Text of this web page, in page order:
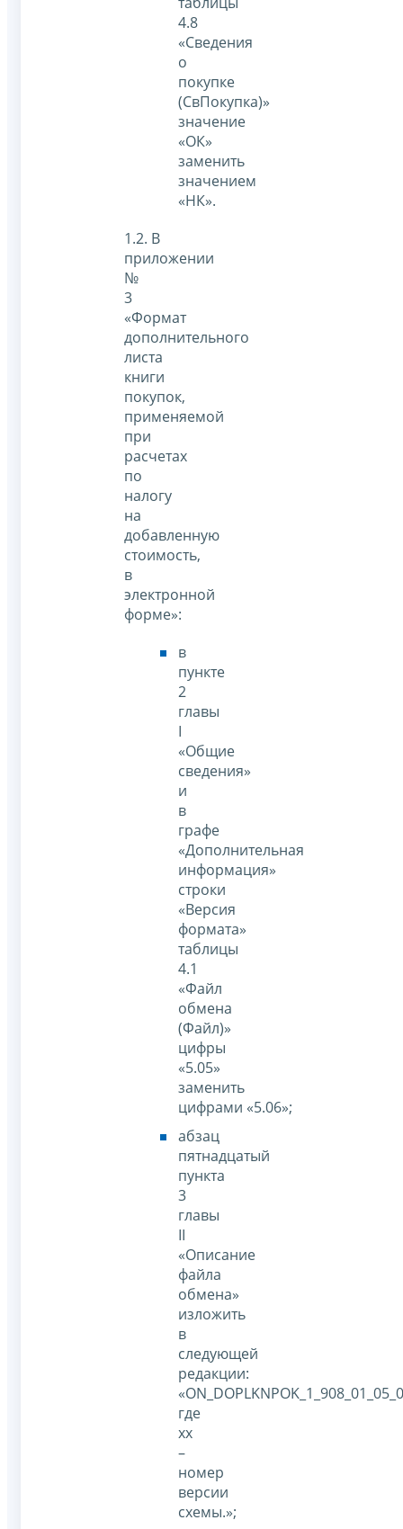
4.8
«Сведения
о
покупке
(СвПокупка)»
значение
«ОК»
заменить
значением
«НК».
1.2. В
приложении
№
3
«Формат
дополнительного
листа
книги
покупок,
применяемой
при
расчетах
по
налогу
на
добавленную
стоимость,
в
электронной
форме»:
в
пункте
2
главы
I
«Общие
сведения»
и
в
графе
«Дополнительная
информация»
строки
«Версия
формата»
таблицы
4.1
«Файл
обмена
(Файл)»
цифры
«5.05»
заменить
цифрами «5.06»;
абзац
пятнадцатый
пункта
3
главы
II
«Описание
файла
обмена»
изложить
в
следующей
редакции:
где
хх
–
номер
версии
схемы.»;